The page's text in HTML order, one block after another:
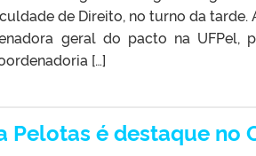
de Direito, no turno da
geral do pacto na UFPel,
[…]
Pelotas é destaque no